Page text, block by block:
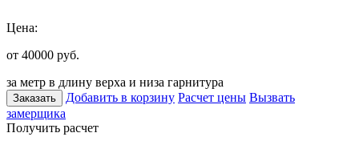
Цена:
от 40000 руб.
за метр в длину верха и низа гарнитура
Заказать Добавить в корзину Расчет цены Вызвать
замерщика
Получить расчет